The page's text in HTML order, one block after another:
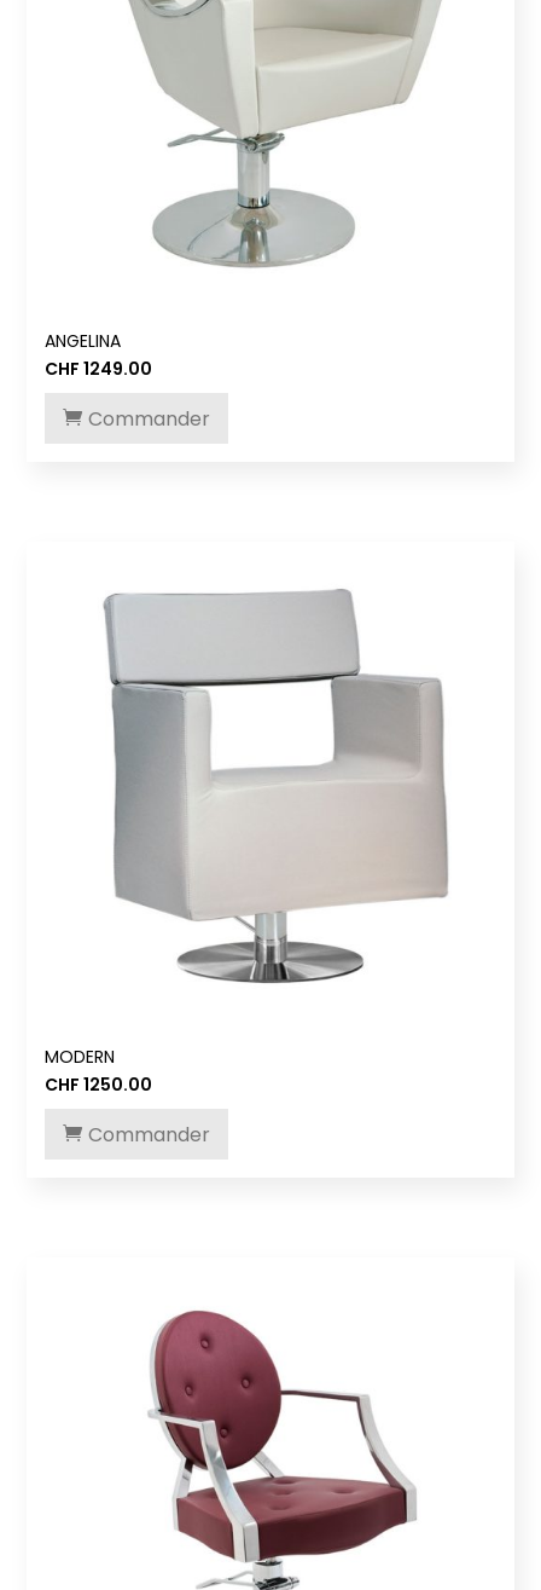
ANGELINA
CHF 1249.00
Commander
MODERN
CHF 1250.00
Commander